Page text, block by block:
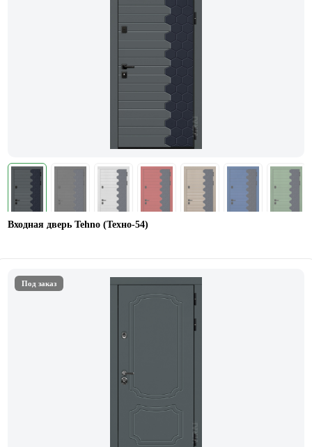
Входная дверь Tehno (Техно-54)
Под заказ